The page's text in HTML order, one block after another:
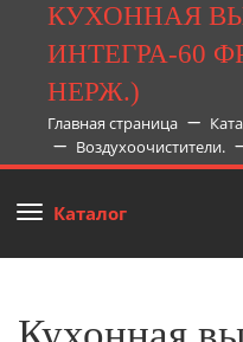
КУХОННАЯ
ИНТЕГРА-60
НЕРЖ.)
Главная страница
Воздухоочистители.
Каталог